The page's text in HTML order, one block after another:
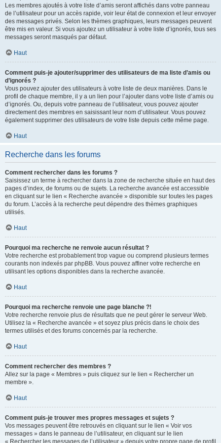
Les membres ajoutés à votre liste d’amis seront affichés dans votre panneau
de l’utilisateur pour un accès rapide, voir leur état de connexion et leur envoyer
des messages privés. Selon les thèmes graphiques, leurs messages peuvent
être mis en valeur. Si vous ajoutez un utilisateur à votre liste d’ignorés, tous ses
messages seront masqués par défaut.
Haut
Comment puis-je ajouter/supprimer des utilisateurs de ma liste d’amis ou
d’ignorés ?
Vous pouvez ajouter des utilisateurs à votre liste de deux manières. Dans le
profil de chaque membre, il y a un lien pour l’ajouter dans votre liste d’amis ou
d’ignorés. Ou, depuis votre panneau de l’utilisateur, vous pouvez ajouter
directement des membres en saisissant leur nom d’utilisateur. Vous pouvez
également supprimer des utilisateurs de votre liste depuis cette même page.
Haut
Recherche dans les forums
Comment rechercher dans les forums ?
Saisissez un terme à rechercher dans la zone de recherche située en haut des
pages d’index, de forums ou de sujets. La recherche avancée est accessible
en cliquant sur le lien « Recherche avancée » disponible sur toutes les pages
du forum. L’accès à la recherche peut dépendre des thèmes graphiques
utilisés.
Haut
Pourquoi ma recherche ne renvoie aucun résultat ?
Votre recherche est probablement trop vague ou comprend plusieurs termes
courants non indexés par phpBB. Vous pouvez affiner votre recherche en
utilisant les options disponibles dans la recherche avancée.
Haut
Pourquoi ma recherche renvoie une page blanche ?!
Votre recherche renvoie plus de résultats que ne peut gérer le serveur Web.
Utilisez la « Recherche avancée » et soyez plus précis dans le choix des
termes utilisés et des forums concernés par la recherche.
Haut
Comment rechercher des membres ?
Allez sur la page « Membres » puis cliquez sur le lien « Rechercher un
membre ».
Haut
Comment puis-je trouver mes propres messages et sujets ?
Vos messages peuvent être retrouvés en cliquant sur le lien « Voir vos
messages » dans le panneau de l’utilisateur, en cliquant sur le lien
« Rechercher les messages de l’utilisateur » depuis votre propre page de profil